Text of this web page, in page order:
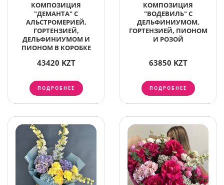
КОМПОЗИЦИЯ
"ДЕМАНТА" С
АЛЬСТРОМЕРИЕЙ,
ГОРТЕНЗИЕЙ,
ДЕЛЬФИНИУМОМ И
ПИОНОМ В КОРОБКЕ
43420 KZT
ПОДРОБНЕЕ
КОМПОЗИЦИЯ
"ВОДЕВИЛЬ" С
ДЕЛЬФИНИУМОМ,
ГОРТЕНЗИЕЙ, ПИОНОМ
И РОЗОЙ
63850 KZT
ПОДРОБНЕЕ